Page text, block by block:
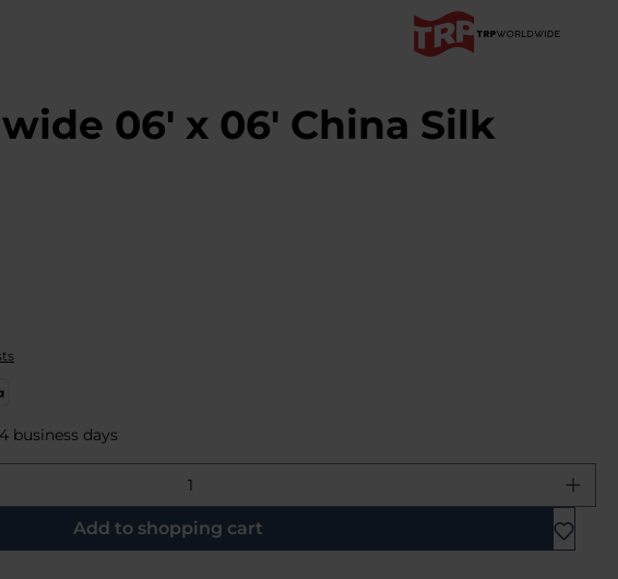
06' x 06' China Silk
business days
Enter the desired amount or use the
Add to shopping cart